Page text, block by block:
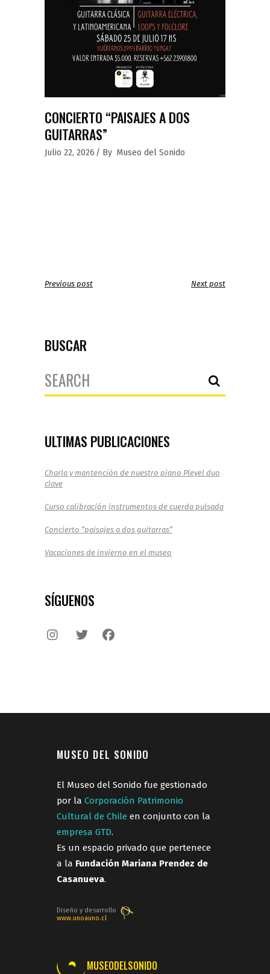
CONCIERTO “PAISAJES A DOS
GUITARRAS”
Julio 22, 2026 By Museo del Sonido
Previous post Next post
BUSCAR
Search
for:
ULTIMAS PUBLICACIONES
Charla y mantención de nuestro piano Pleyel duo
clave
Curso calibración instrumentos de cuerda pulsada
Concierto “paisajes a dos guitarras”
Vacaciones de invierno en el museo
SÍGUENOS
MUSEO DEL SONIDO
El Museo del Sonido fue gestionado
por la Corporación Patrimonio
Cultural de Chile en conjunto con la
empresa GTD.
Es un espacio privado que pertenece
a la Fundación Mariana Prendez de
Casanueva.
Diseño y desarrollo
www.unoauno.cl
MUSEODELSONIDO